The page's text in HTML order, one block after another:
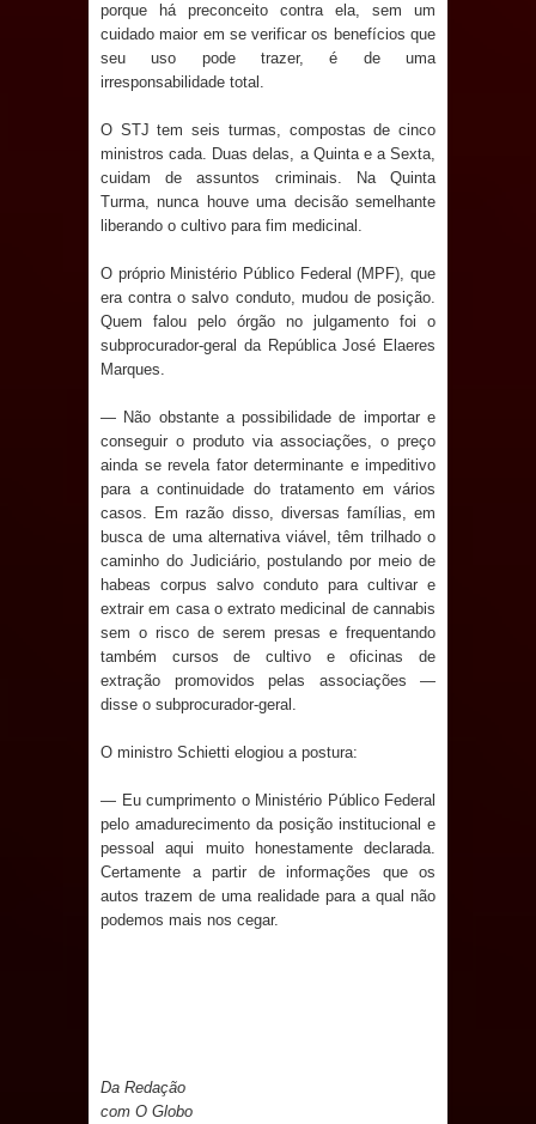
Vereador Davyd Matias reúne cerca
de 200 lideranças em apoio à pré-
Assembleia Legislativa
Mari marca presença no maior
com foco na qualificação dos
MULUNGU: Servidora revela
Perseguição na Gestão de Daniella
Ribeiro e prática repudiável revolta
população
Caldas Brandão: IPMCB responde
questionamentos da vereadora
Rosângela e afirma que
parcelamentos são referentes a
débitos históricos
porque há preconceito contra ela, sem um
cuidado maior em se verificar os benefícios que
seu uso pode trazer, é de uma
irresponsabilidade total.
O STJ tem seis turmas, compostas de cinco
ministros cada. Duas delas, a Quinta e a Sexta,
cuidam de assuntos criminais. Na Quinta
Turma, nunca houve uma decisão semelhante
liberando o cultivo para fim medicinal.
O próprio Ministério Público Federal (MPF), que
era contra o salvo conduto, mudou de posição.
Quem falou pelo órgão no julgamento foi o
subprocurador-geral da República José Elaeres
Marques.
— Não obstante a possibilidade de importar e
conseguir o produto via associações, o preço
ainda se revela fator determinante e impeditivo
para a continuidade do tratamento em vários
casos. Em razão disso, diversas famílias, em
busca de uma alternativa viável, têm trilhado o
caminho do Judiciário, postulando por meio de
habeas corpus salvo conduto para cultivar e
extrair em casa o extrato medicinal de cannabis
sem o risco de serem presas e frequentando
também cursos de cultivo e oficinas de
extração promovidos pelas associações —
disse o subprocurador-geral.
O ministro Schietti elogiou a postura:
— Eu cumprimento o Ministério Público Federal
pelo amadurecimento da posição institucional e
pessoal aqui muito honestamente declarada.
Certamente a partir de informações que os
autos trazem de uma realidade para a qual não
podemos mais nos cegar.
Da Redação
com O Globo